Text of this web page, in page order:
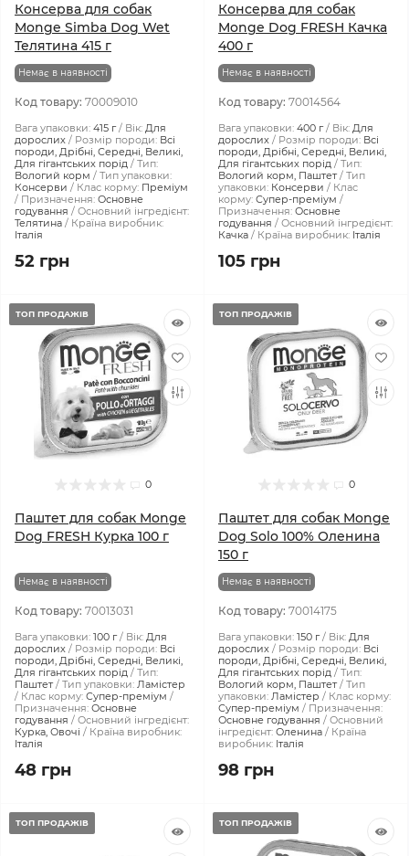
Консерва для собак
Monge Simba Dog Wet
Телятина 415 г
Немає в наявності
Код товару: 70009010
Вага упаковки: 415 г Вік: Для
дорослих
Розмір породи: Всі
породи, Дрібні, Середні, Великі,
Для гігантських порід
Тип:
Вологий корм
Тип упаковки:
Консерви
Клас корму: Преміум
Призначення: Основне
годування
Основний інгредієнт:
Телятина
Країна виробник:
Італія
52 грн
Консерва для собак
Monge Dog FRESH Качка
400 г
Немає в наявності
Код товару: 70014564
Вага упаковки: 400 г Вік: Для
дорослих
Розмір породи: Всі
породи, Дрібні, Середні, Великі,
Для гігантських порід
Тип:
Вологий корм, Паштет
Тип
упаковки: Консерви
Клас
корму: Супер-преміум
Призначення: Основне
годування
Основний інгредієнт:
Качка
Країна виробник: Італія
105 грн
ТОП ПРОДАЖІВ
0
Паштет для собак Monge
Dog FRESH Курка 100 г
Немає в наявності
Код товару: 70013031
Вага упаковки: 100 г Вік: Для
дорослих
Розмір породи: Всі
породи, Дрібні, Середні, Великі,
Для гігантських порід
Тип:
Паштет
Тип упаковки: Ламістер
Клас корму: Супер-преміум
Призначення: Основне
годування
Основний інгредієнт:
Курка, Овочі
Країна виробник:
Італія
48 грн
ТОП ПРОДАЖІВ
0
Паштет для собак Monge
Dog Solo 100% Оленина
150 г
Немає в наявності
Код товару: 70014175
Вага упаковки: 150 г Вік: Для
дорослих
Розмір породи: Всі
породи, Дрібні, Середні, Великі,
Для гігантських порід
Тип:
Вологий корм, Паштет
Тип
упаковки: Ламістер
Клас корму:
Супер-преміум
Призначення:
Основне годування
Основний
інгредієнт: Оленина
Країна
виробник: Італія
98 грн
ТОП ПРОДАЖІВ ТОП ПРОДАЖІВ